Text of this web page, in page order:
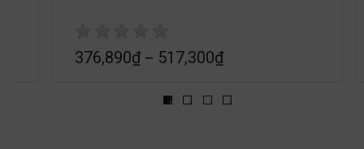
376,890₫– 517,300₫